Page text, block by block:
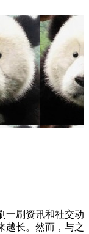
一刷资讯和社交动
越长。然而，与之